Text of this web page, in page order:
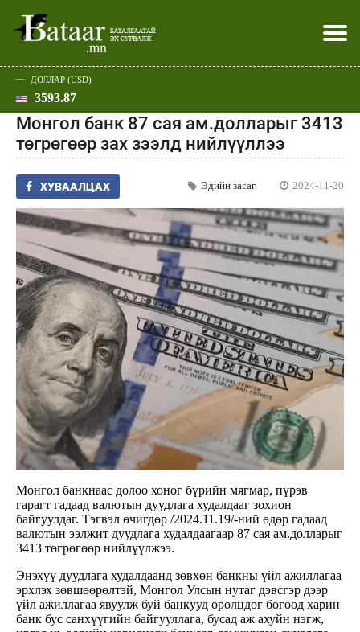
Эхлэл
Улс төр
Нийгэм
Эдийн засаг
Дэлхий
Спорт
Шар
Батаар юу хэлэв
Хэвлэл мэдээллээр
ДОЛЛАР (USD)
3593.87
Монгол банк 87 сая ам.долларыг 3413
төгрөгөөр зах зээлд нийлүүллээ
ХУВААЛЦАХ Эдийн засаг 2024-11-20
Монгол банкнаас долоо хоног бүрийн мягмар, пүрэв
гарагт гадаад валютын дуудлага худалдааг зохион
байгуулдаг. Тэгвэл өчигдөр /2024.11.19/-ний өдөр гадаад
валютын ээлжит дуудлага худалдаагаар 87 сая ам.долларыг
3413 төгрөгөөр нийлүүлжээ.
Энэхүү дуудлага худалдаанд зөвхөн банкны үйл ажиллагаа
эрхлэх зөвшөөрөлтэй, Монгол Улсын нутаг дэвсгэр дээр
үйл ажиллагаа явуулж буй банкууд оролцдог бөгөөд харин
банк бус санхүүгийн байгууллага, бусад аж ахуйн нэгж,